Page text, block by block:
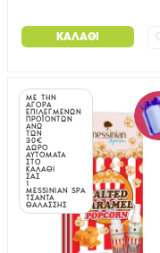
ΚΑΛΆΘΙ
ΜΕ ΤΗΝ
ΑΓΟΡΑ
ΕΠΙΛΕΓΜΕΝΩΝ
ΠΡΟΪΟΝΤΩΝ
ΑΝΩ
ΤΩΝ
30€
ΔΩΡΟ
ΑΥΤΟΜΑΤΑ
ΣΤΟ
ΚΑΛΑΘΙ
ΣΑΣ
1
MESSINIAN SPA
ΤΣΑΝΤΑ
ΘΑΛΑΣΣΗΣ